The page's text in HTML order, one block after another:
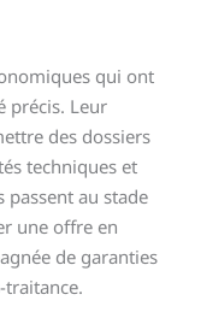
qui ont
précis. Leur
des dossiers
techniques et
passent au stade
une offre en
de garanties
traitance.